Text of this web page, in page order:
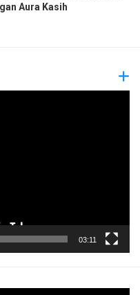
Aura Kasih
03:11